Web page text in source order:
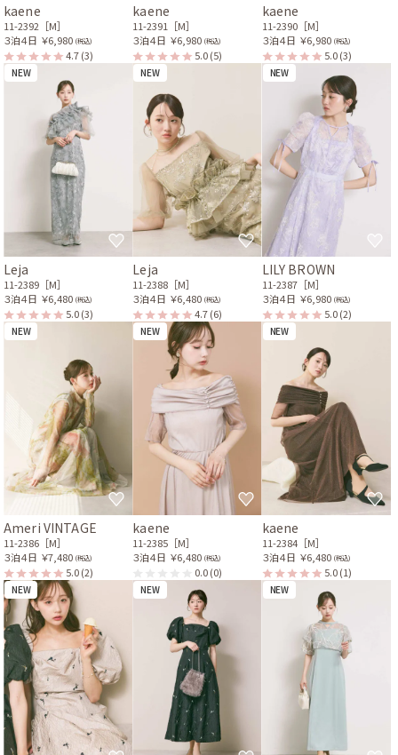
kaene
11-2392［M］
３泊４日 ￥6,980 (税込)
4.7(3)
kaene
11-2391［M］
３泊４日 ￥6,980 (税込)
5.0(5)
kaene
11-2390［M］
３泊４日 ￥6,980 (税込)
5.0(3)
NEW
Leja
11-2389［M］
３泊４日 ￥6,480 (税込)
5.0(3)
NEW
Leja
11-2388［M］
３泊４日 ￥6,480 (税込)
4.7(6)
NEW
LILY BROWN
11-2387［M］
３泊４日 ￥6,980 (税込)
5.0(2)
NEW
Ameri VINTAGE
11-2386［M］
３泊４日 ￥7,480 (税込)
5.0(2)
NEW
kaene
11-2385［M］
３泊４日 ￥6,480 (税込)
0.0(0)
NEW
kaene
11-2384［M］
３泊４日 ￥6,480 (税込)
5.0(1)
NEW NEW NEW